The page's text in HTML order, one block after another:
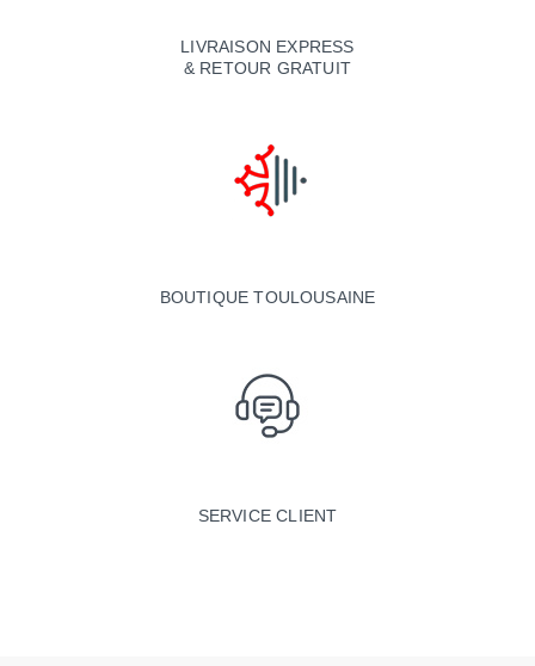
LIVRAISON EXPRESS
& RETOUR GRATUIT
BOUTIQUE TOULOUSAINE
SERVICE CLIENT